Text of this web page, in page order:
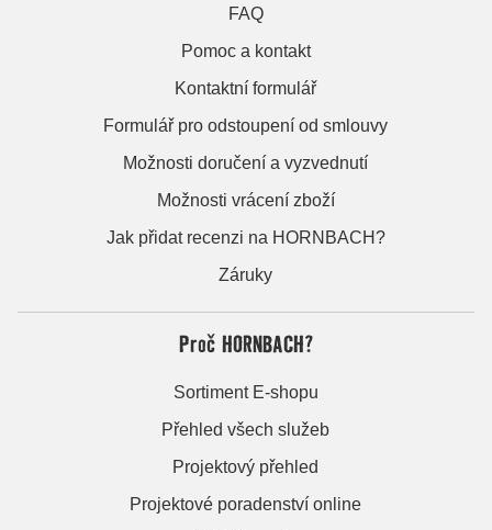
FAQ
Pomoc a kontakt
Kontaktní formulář
Formulář pro odstoupení od smlouvy
Možnosti doručení a vyzvednutí
Možnosti vrácení zboží
Jak přidat recenzi na HORNBACH?
Záruky
Proč HORNBACH?
Sortiment E-shopu
Přehled všech služeb
Projektový přehled
Projektové poradenství online